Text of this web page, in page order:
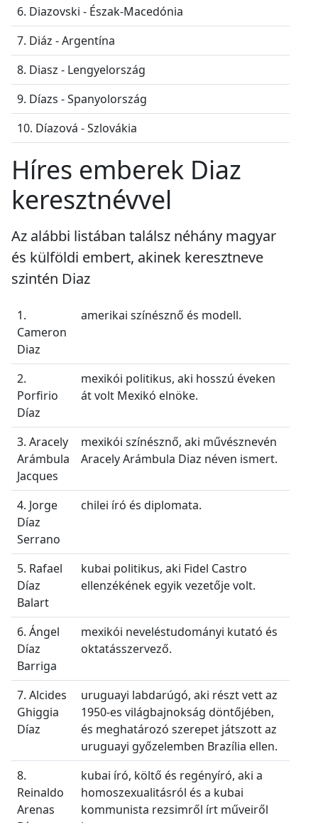
6. Diazovski - Észak-Macedónia
7. Diáz - Argentína
8. Diasz - Lengyelország
9. Díazs - Spanyolország
10. Díazová - Szlovákia
Híres emberek Diaz
keresztnévvel
Az alábbi listában találsz néhány magyar
és külföldi embert, akinek keresztneve
szintén Diaz
1.
Cameron
Diaz
amerikai színésznő és modell.
2.
Porfirio
Díaz
mexikói politikus, aki hosszú éveken
át volt Mexikó elnöke.
3. Aracely
Arámbula
Jacques
mexikói színésznő, aki művésznevén
Aracely Arámbula Diaz néven ismert.
4. Jorge
Díaz
Serrano
chilei író és diplomata.
5. Rafael
Díaz
Balart
kubai politikus, aki Fidel Castro
ellenzékének egyik vezetője volt.
6. Ángel
Díaz
Barriga
mexikói neveléstudományi kutató és
oktatásszervező.
7. Alcides
Ghiggia
Díaz
uruguayi labdarúgó, aki részt vett az
1950-es világbajnokság döntőjében,
és meghatározó szerepet játszott az
uruguayi győzelemben Brazília ellen.
8.
Reinaldo
Arenas
kubai író, költő és regényíró, aki a
homoszexualitásról és a kubai
kommunista rezsimről írt műveiről